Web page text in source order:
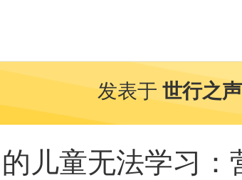
发表于 世行之声
儿童无法学习：